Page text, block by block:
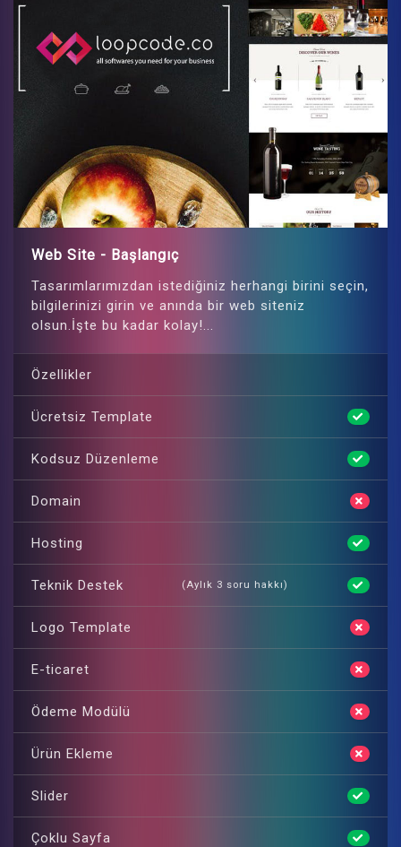
Web Site - Başlangıç
Tasarımlarımızdan istediğiniz herhangi birini seçin,
bilgilerinizi girin ve anında bir web siteniz
olsun.İşte bu kadar kolay!...
Özellikler
Ücretsiz Template
Kodsuz Düzenleme
Domain
Hosting
Teknik Destek (Aylık 3 soru hakkı)
Logo Template
E-ticaret
Ödeme Modülü
Ürün Ekleme
Slider
Çoklu Sayfa